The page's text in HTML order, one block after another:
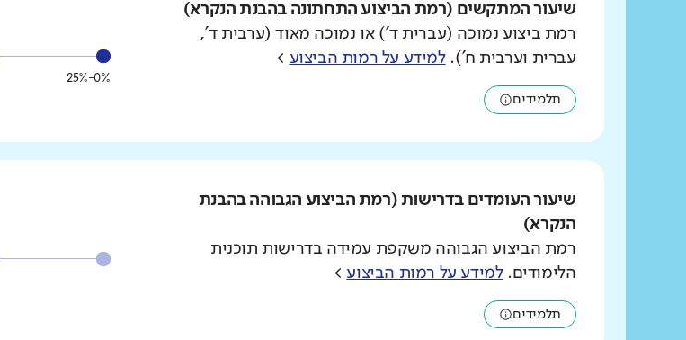
שיעור המתקשים (רמת הביצוע התחתונה בהבנת הנקרא)
רמת ביצוע נמוכה (עברית ד') או נמוכה מאוד (ערבית ד',
עברית וערבית ח').למידע על רמות הביצוע >
תלמידים
0%-25%
שיעור העומדים בדרישות (רמת הביצוע הגבוהה בהבנת
הנקרא)
רמת הביצוע הגבוהה משקפת עמידה בדרישות תוכנית
הלימודים.למידע על רמות הביצוע >
תלמידים